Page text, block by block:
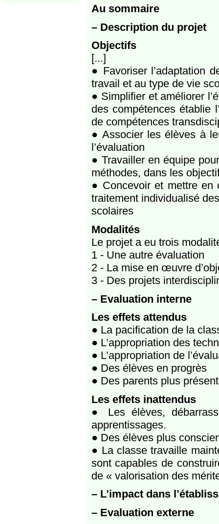
Au sommaire
– Description du projet
Objectifs
[...]
● Favoriser l’adaptation
travail et au type de vie
● Simplifier et améliorer
des compétences établie
de compétences
● Associer les élèves à
l’évaluation
● Travailler en équipe
méthodes, dans les
● Concevoir et mettre
traitement individualisé
scolaires
Modalités
Le projet a eu trois
1 - Une autre évaluation
2 - La mise en œuvre
3 - Des projets
– Evaluation interne
Les effets attendus
● La pacification de la
● L’appropriation des
● L’appropriation de
● Des élèves en progrès
● Des parents plus
Les effets inattendus
● Les élèves,
apprentissages.
● Des élèves plus
● La classe travaille
sont capables de
de « valorisation des
– L’impact dans
– Evaluation externe